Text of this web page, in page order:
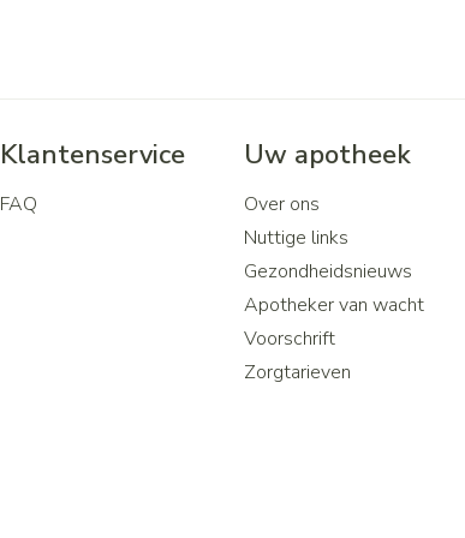
Klantenservice
FAQ
Uw apotheek
Over ons
Nuttige links
Gezondheidsnieuws
Apotheker van wacht
Voorschrift
Zorgtarieven